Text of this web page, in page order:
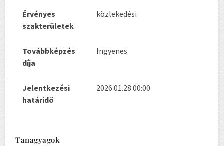
Érvényes
szakterületek
közlekedési
Továbbképzés
díja
Ingyenes
Jelentkezési
határidő
2026.01.28 00:00
Tanagyagok